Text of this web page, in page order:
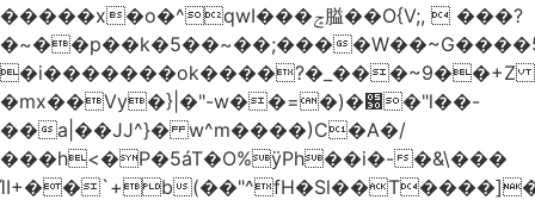
�����x�o�^qwI���ݘ膉��O{V;,  ���?
�~��p��k�5��~��;���
�i�������ok����?�_���~9��+Z
�mx��Vy�}|�"-w��=�)�԰�"l��-
��a|��JJ^}� w^m����)C�A�/
���h<�P�5áT�O%ӱPh��i�-�&\���
ΊI+��`+b